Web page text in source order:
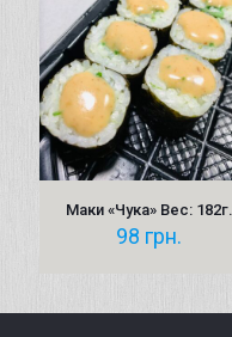
Маки «Чука» Вес: 182г.
98 грн.